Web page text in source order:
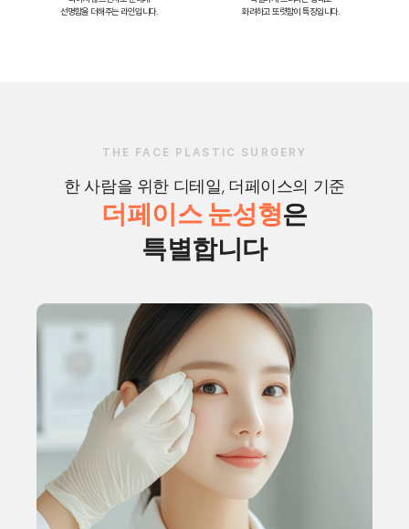
선명함을 더해주는 라인입니다.
화려하고 또렷함이 특징입니다.
THE FACE PLASTIC SURGERY
한 사람을 위한 디테일, 더페이스의 기준
더페이스 눈성형은
특별합니다